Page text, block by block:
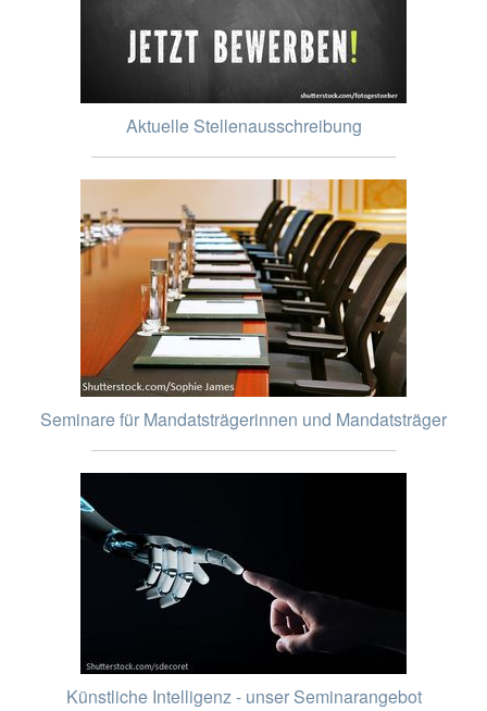
Aktuelle Stellenausschreibung
Seminare für Mandatsträgerinnen und Mandatsträger
Künstliche Intelligenz - unser Seminarangebot